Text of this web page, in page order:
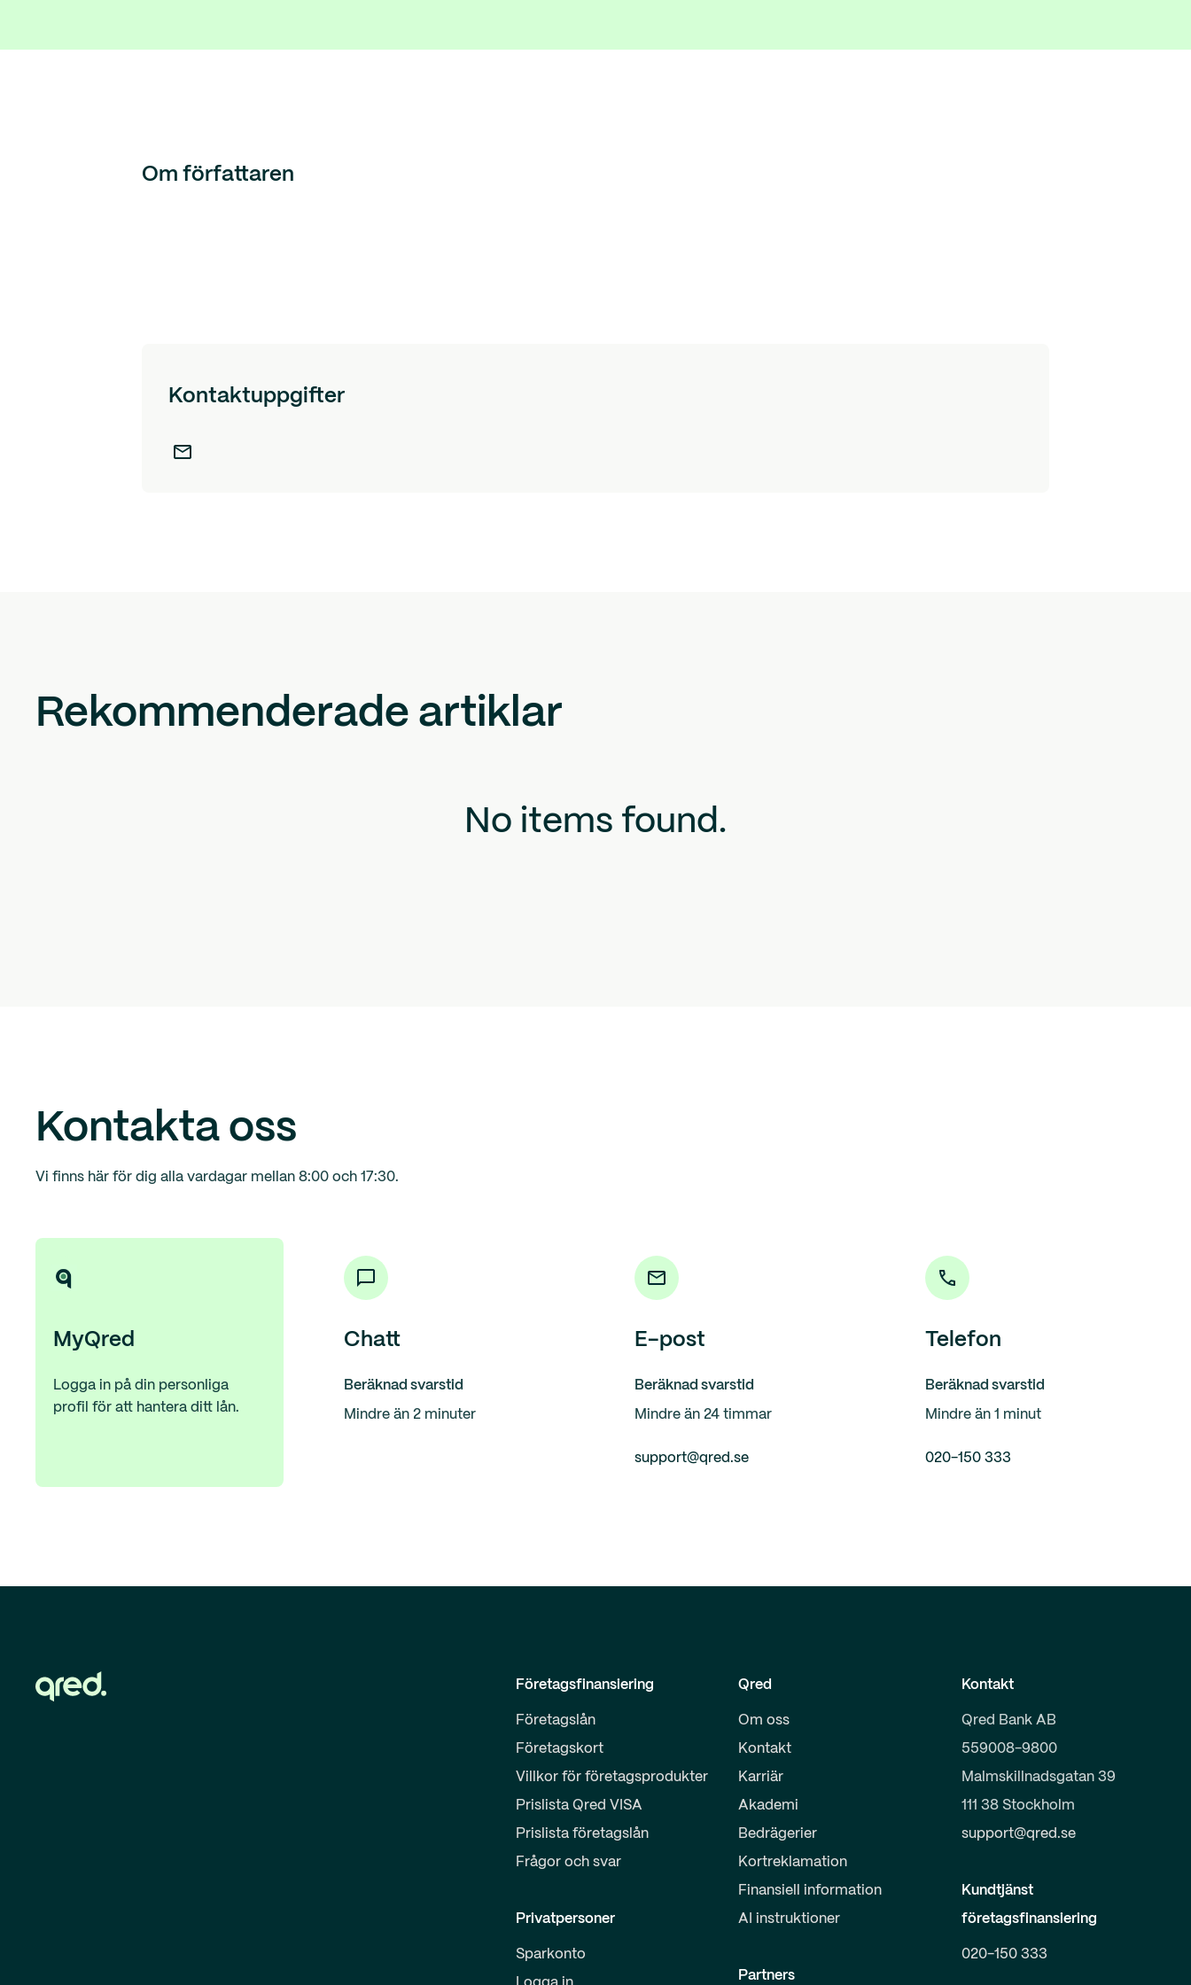
Om författaren
Kontaktuppgifter
Rekommenderade artiklar
No items found.
Kontakta oss
Vi finns här för dig alla vardagar mellan 8:00 och 17:30.
MyQred
Logga in på din personliga
profil för att hantera ditt lån.
Chatt
Beräknad svarstid
Mindre än 2 minuter
E-post
Beräknad svarstid
Mindre än 24 timmar
support@qred.se
Telefon
Beräknad svarstid
Mindre än 1 minut
020-150 333
Företagsfinansiering
Företagslån
Företagskort
Villkor för företagsprodukter
Prislista Qred VISA
Prislista företagslån
Frågor och svar
Privatpersoner
Sparkonto
Qred
Om oss
Kontakt
Karriär
Akademi
Bedrägerier
Kortreklamation
Finansiell information
AI instruktioner
Partners
Kontakt
Qred Bank AB
559008-9800
Malmskillnadsgatan 39
111 38 Stockholm
support@qred.se
Kundtjänst
företagsfinansiering
020-150 333